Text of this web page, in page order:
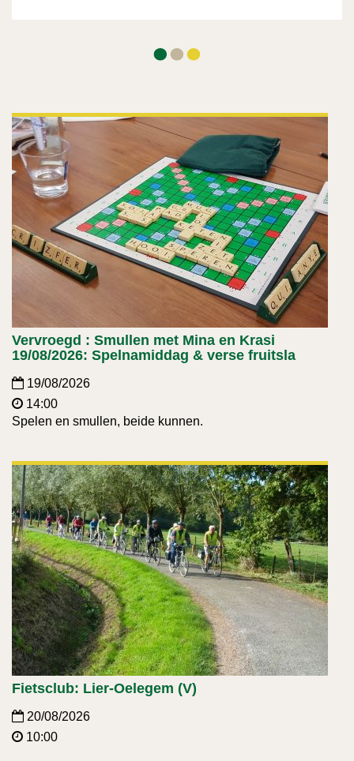
Vervroegd : Smullen met Mina en Krasi
19/08/2026: Spelnamiddag & verse fruitsla
19/08/2026
14:00
Spelen en smullen, beide kunnen.
Fietsclub: Lier-Oelegem (V)
20/08/2026
10:00